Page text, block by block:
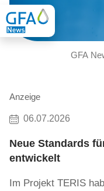
GFA
Anzeige
06.07.2026
Neue Standards
entwickelt
Im Projekt TERIS